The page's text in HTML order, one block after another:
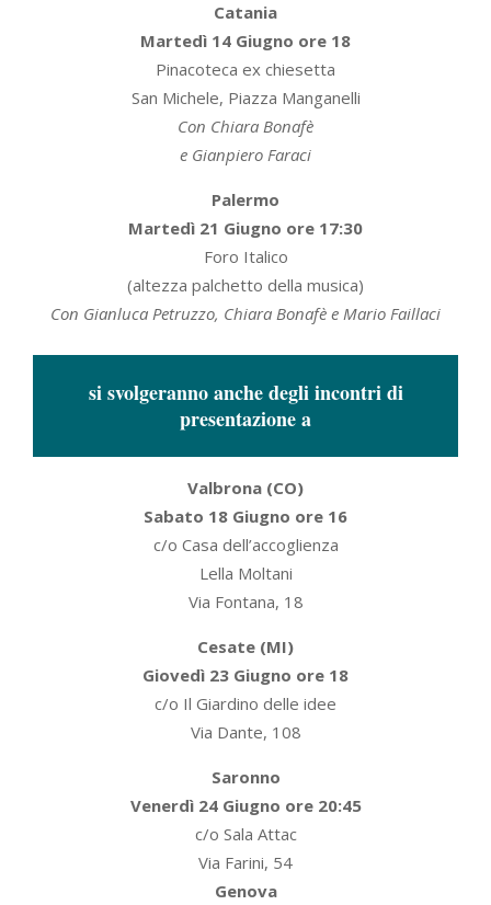
Catania
Martedì 14 Giugno ore 18
Pinacoteca ex chiesetta
San Michele, Piazza Manganelli
Con Chiara Bonafè
e Gianpiero Faraci
Palermo
Martedì 21 Giugno ore 17:30
Foro Italico
(altezza palchetto della musica)
Con Gianluca Petruzzo, Chiara Bonafè e Mario Faillaci
si svolgeranno anche degli incontri di
presentazione a
Valbrona (CO)
Sabato 18 Giugno ore 16
c/o Casa dell’accoglienza
Lella Moltani
Via Fontana, 18
Cesate (MI)
Giovedì 23 Giugno ore 18
c/o Il Giardino delle idee
Via Dante, 108
Saronno
Venerdì 24 Giugno ore 20:45
c/o Sala Attac
Via Farini, 54
Genova